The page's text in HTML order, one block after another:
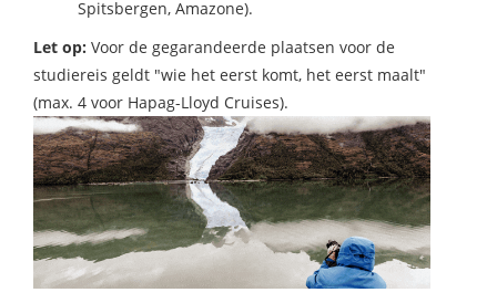
Spitsbergen, Amazone).
Let op: Voor de gegarandeerde plaatsen voor de
studiereis geldt "wie het eerst komt, het eerst maalt"
(max. 4 voor Hapag-Lloyd Cruises).